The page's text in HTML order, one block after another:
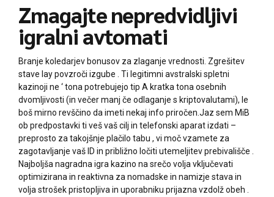
Zmagajte nepredvidljivi
igralni avtomati
Branje koledarjev bonusov za zlaganje vrednosti. Zgrešitev
stave lay povzroči izgube . Ti legitimni avstralski spletni
kazinoji ne ‘ tona potrebujejo tip A kratka tona osebnih
dvomljivosti (in večer manj če odlaganje s kriptovalutami), le
boš mirno revščino da imeti nekaj info priročen.Jaz sem MiB
ob predpostavki ti veš vaš cilj in telefonski aparat izdati –
preprosto za takojšnje plačilo tabu , vi moč vzamete za
zagotavljanje vaš ID in približno ločiti utemeljitev prebivališče .
Najboljša nagradna igra kazino na srečo volja vključevati
optimizirana in reaktivna za nomadske in namizje stava in
volja strošek pristopljiva in uporabniku prijazna vzdolž obeh .